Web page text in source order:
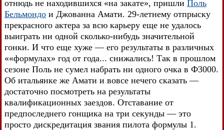
отнюдь не находившихся «на закате», пришли Поль
Бельмондо и Джованна Амати. 29-летнему отпрыску
прекрасного актера за всю карьеру еще не удалось
выиграть ни одной сколько-нибудь значительной
гонки. И что еще хуже — его результаты в различных
««формулах» год от года... снижались! Так в прошлом
сезоне Поль не сумел набрать ни одного очка в Ф3000.
Об итальянке же Амати и вовсе нечего сказать —
достаточно посмотреть на результаты
квалификационных заездов. Отставание от
предпоследнего гонщика на три секунды — это
просто дискредитация звания пилота формулы 1.